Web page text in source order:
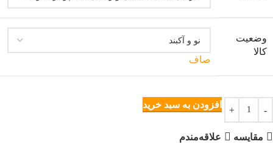
وضعیت
کالا
صاف
افزودن به سبد خرید
مقایسه علاقه‌مندم